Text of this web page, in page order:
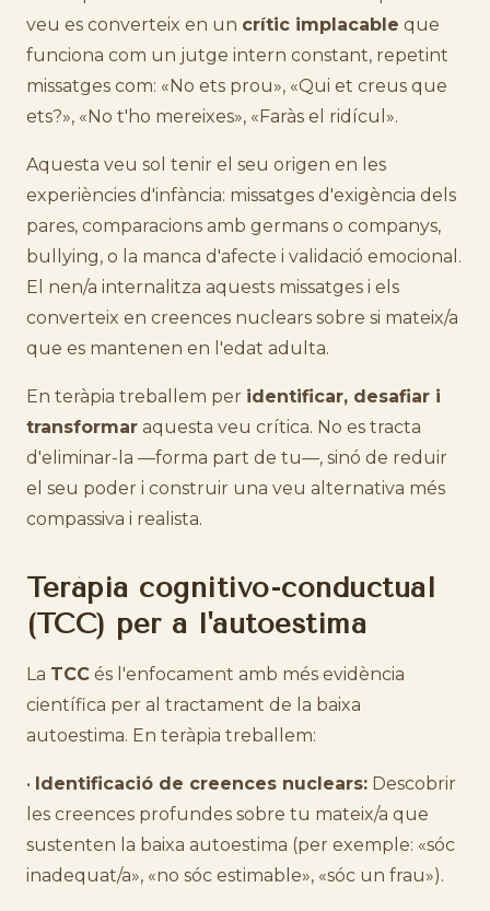
veu es converteix en un crític implacable que
funciona com un jutge intern constant, repetint
missatges com: «No ets prou», «Qui et creus que
ets?», «No t'ho mereixes», «Faràs el ridícul».
Aquesta veu sol tenir el seu origen en les
experiències d'infància: missatges d'exigència dels
pares, comparacions amb germans o companys,
bullying, o la manca d'afecte i validació emocional.
El nen/a internalitza aquests missatges i els
converteix en creences nuclears sobre si mateix/a
que es mantenen en l'edat adulta.
En teràpia treballem per identificar, desafiar i
transformar aquesta veu crítica. No es tracta
d'eliminar-la —forma part de tu—, sinó de reduir
el seu poder i construir una veu alternativa més
compassiva i realista.
Teràpia cognitivo-conductual
(TCC) per a l'autoestima
La TCC és l'enfocament amb més evidència
científica per al tractament de la baixa
autoestima. En teràpia treballem:
• Identificació de creences nuclears: Descobrir
les creences profundes sobre tu mateix/a que
sustenten la baixa autoestima (per exemple: «sóc
inadequat/a», «no sóc estimable», «sóc un frau»).